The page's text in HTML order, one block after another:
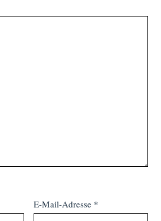
E-Mail-Adresse *